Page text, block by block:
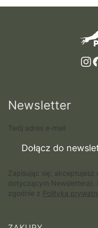
Newsletter
Twój adres e-mail
Dołącz do
Zapisując się, akceptujesz
dotyczącym Newslettera).
zgodnie z Polityką